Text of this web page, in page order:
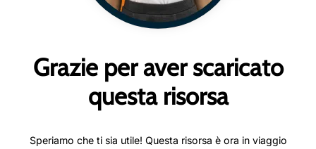
Grazie per aver scaricato
questa risorsa
Speriamo che ti sia utile! Questa risorsa è ora in viaggio